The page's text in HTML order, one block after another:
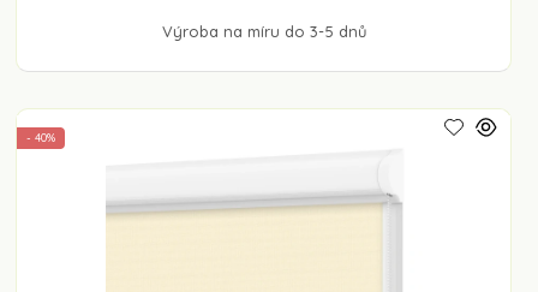
Výroba na míru do 3-5 dnů
- 40%